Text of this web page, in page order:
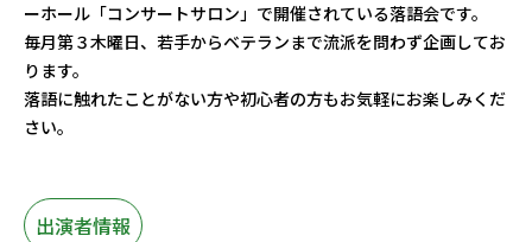
ーホール「コンサートサロン」で開催されている落語会です。
毎月第３木曜日、若手からベテランまで流派を問わず企画してお
ります。
落語に触れたことがない方や初心者の方もお気軽にお楽しみくだ
さい。
出演者情報